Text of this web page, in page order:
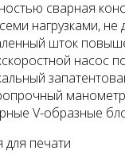
сварная
нагрузками, не
шток
насос
V-образные
для печати